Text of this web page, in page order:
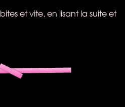
et vite, en lisant la suite et